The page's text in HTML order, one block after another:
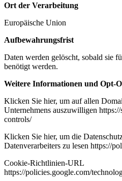
Ort der Verarbeitung
Europäische Union
Aufbewahrungsfrist
Daten werden gelöscht, sobald sie
benötigt werden.
Weitere Informationen und Opt-
Klicken Sie hier, um auf allen
Unternehmens auszuwilligen
controls/
Klicken Sie hier, um die
Datenverarbeiters zu lesen https://
Cookie-Richtlinien-URL
https://policies.google.com/